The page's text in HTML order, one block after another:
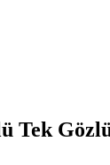
Tek